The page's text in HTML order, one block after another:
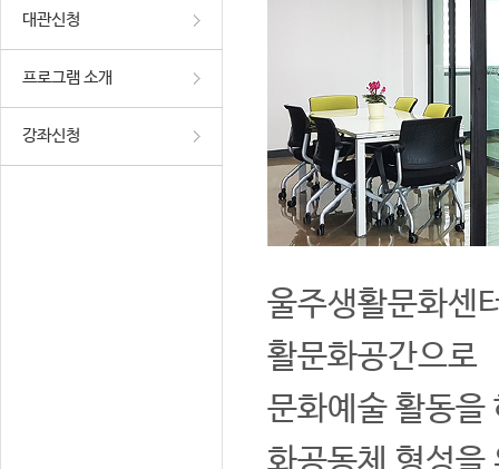
대관신청
프로그램 소개
강좌신청
울주생활문화센
활문화공간으로
문화예술 활동을